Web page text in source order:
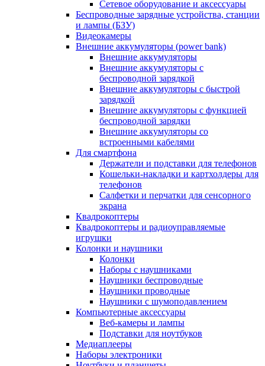
Сетевое оборудование и аксессуары
Беспроводные зарядные устройства, станции
и лампы (БЗУ)
Видеокамеры
Внешние аккумуляторы (power bank)
Внешние аккумуляторы
Внешние аккумуляторы с
беспроводной зарядкой
Внешние аккумуляторы с быстрой
зарядкой
Внешние аккумуляторы с функцией
беспроводной зарядки
Внешние аккумуляторы со
встроенными кабелями
Для смартфона
Держатели и подставки для телефонов
Кошельки-накладки и картхолдеры для
телефонов
Салфетки и перчатки для сенсорного
экрана
Квадрокоптеры
Квадрокоптеры и радиоуправляемые
игрушки
Колонки и наушники
Колонки
Наборы с наушниками
Наушники беспроводные
Наушники проводные
Наушники с шумоподавлением
Компьютерные аксессуары
Веб-камеры и лампы
Подставки для ноутбуков
Медиаплееры
Наборы электроники